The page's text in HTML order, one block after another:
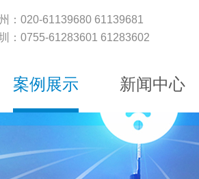
：020-61139680 61139681
：0755-61283601 61283602
案例展示 新闻中心